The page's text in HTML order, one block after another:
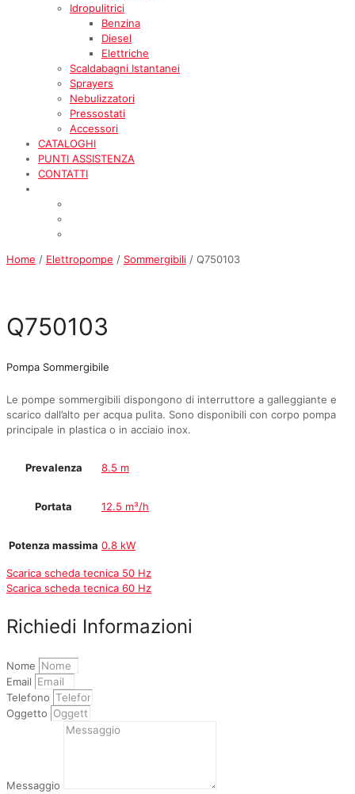
Idropulitrici
Benzina
Diesel
Elettriche
Scaldabagni Istantanei
Sprayers
Nebulizzatori
Pressostati
Accessori
CATALOGHI
PUNTI ASSISTENZA
CONTATTI
Home / Elettropompe / Sommergibili / Q750103
Q750103
Pompa Sommergibile
Le pompe sommergibili dispongono di interruttore a galleggiante e
scarico dall’alto per acqua pulita. Sono disponibili con corpo pompa
principale in plastica o in acciaio inox.
Prevalenza 8.5 m
Portata 12.5 m³/h
Potenza massima 0.8 kW
Scarica scheda tecnica 50 Hz
Scarica scheda tecnica 60 Hz
Richiedi Informazioni
Nome
Email
Telefono
Oggetto
Messaggio